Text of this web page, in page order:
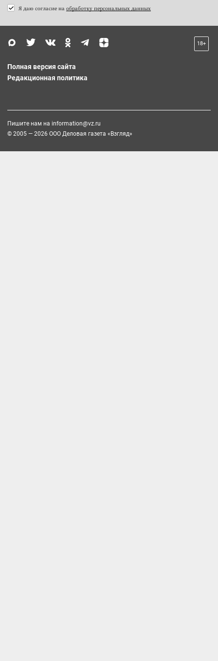
Я даю согласие на обработку персональных данных
18+
Полная версия сайта
Редакционная политика
Пишите нам на information@vz.ru
© 2005 — 2026 ООО Деловая газета «Взгляд»